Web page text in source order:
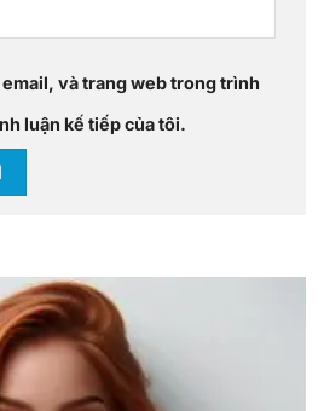
và trang web trong trình
luận kế tiếp của tôi.